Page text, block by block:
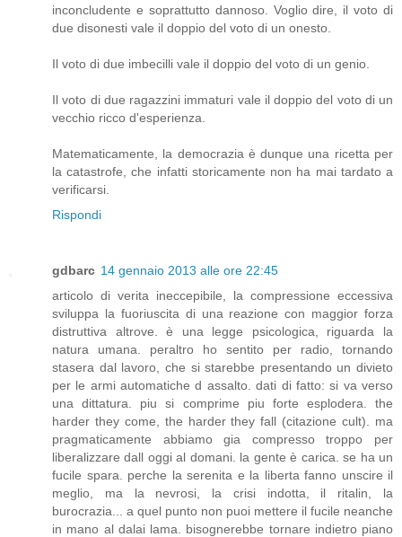
inconcludente e soprattutto dannoso. Voglio dire, il voto di
due disonesti vale il doppio del voto di un onesto.
Il voto di due imbecilli vale il doppio del voto di un genio.
Il voto di due ragazzini immaturi vale il doppio del voto di un
vecchio ricco d'esperienza.
Matematicamente, la democrazia è dunque una ricetta per
la catastrofe, che infatti storicamente non ha mai tardato a
verificarsi.
Rispondi
gdbarc 14 gennaio 2013 alle ore 22:45
articolo di verita ineccepibile, la compressione eccessiva
sviluppa la fuoriuscita di una reazione con maggior forza
distruttiva altrove. è una legge psicologica, riguarda la
natura umana. peraltro ho sentito per radio, tornando
stasera dal lavoro, che si starebbe presentando un divieto
per le armi automatiche d assalto. dati di fatto: si va verso
una dittatura. piu si comprime piu forte esplodera. the
harder they come, the harder they fall (citazione cult). ma
pragmaticamente abbiamo gia compresso troppo per
liberalizzare dall oggi al domani. la gente è carica. se ha un
fucile spara. perche la serenita e la liberta fanno unscire il
meglio, ma la nevrosi, la crisi indotta, il ritalin, la
burocrazia... a quel punto non puoi mettere il fucile neanche
in mano al dalai lama. bisognerebbe tornare indietro piano